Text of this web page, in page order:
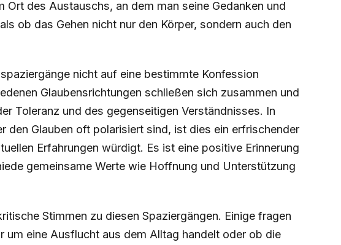
Ort des Austauschs, an dem man seine Gedanken und
ob das Gehen nicht nur den Körper, sondern auch den
nicht auf eine bestimmte Konfession
Glaubensrichtungen schließen sich zusammen und
Toleranz und des gegenseitigen Verständnisses. In
den Glauben oft polarisiert sind, ist dies ein erfrischender
Erfahrungen würdigt. Es ist eine positive Erinnerung
gemeinsame Werte wie Hoffnung und Unterstützung
Stimmen zu diesen Spaziergängen. Einige fragen
um eine Ausflucht aus dem Alltag handelt oder ob die